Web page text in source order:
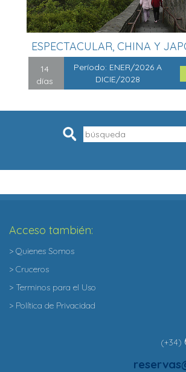
ESPECTACULAR, CHINA Y
14
días
Período: ENER/2026 A
DICIE/2028
Pesquisar
Acceso también:
> Quienes Somos
> Cruceros
> Terminos para el Uso
> Política de Privacidad
(+34)